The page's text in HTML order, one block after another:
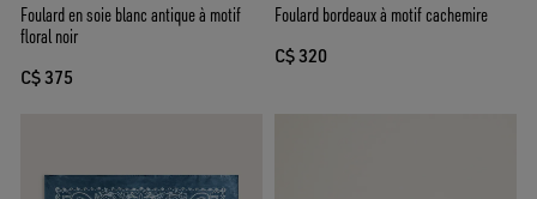
Foulard en soie blanc antique à motif
floral noir
C$ 375
Foulard bordeaux à motif cachemire
C$ 320